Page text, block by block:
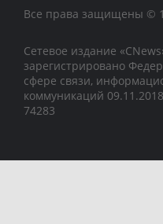
Все права защищены ©
Сетевое издание
зарегистрировано
сфере связи,
коммуникаций
74283